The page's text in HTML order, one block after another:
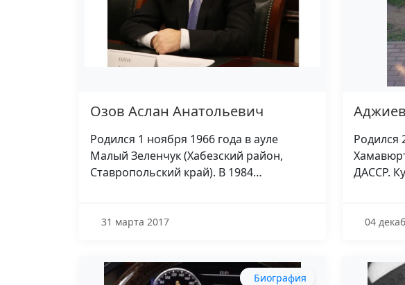
Озов Аслан Анатольевич
Родился 1 ноября 1966 года в ауле
Малый Зеленчук (Хабезский район,
Ставропольский край). В 1984…
31 марта 2017
Родился
ДАССР.
04
Биография